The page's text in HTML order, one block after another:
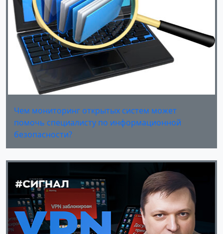
Чем мониторинг открытых систем может
помочь специалисту по информационной
безопасности?